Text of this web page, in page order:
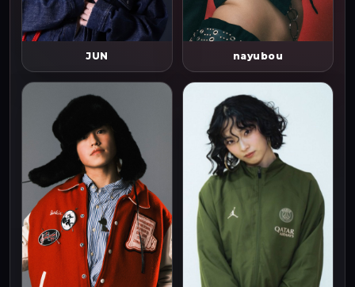
JUN nayubou